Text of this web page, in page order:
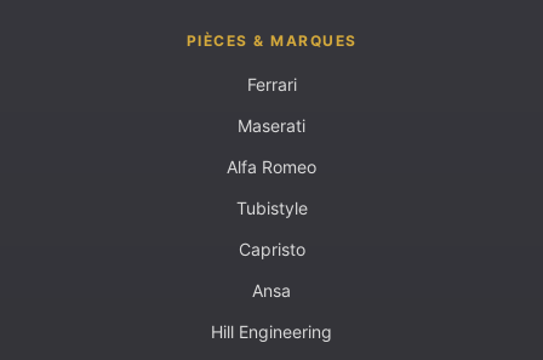
PIÈCES & MARQUES
Ferrari
Maserati
Alfa Romeo
Tubistyle
Capristo
Ansa
Hill Engineering